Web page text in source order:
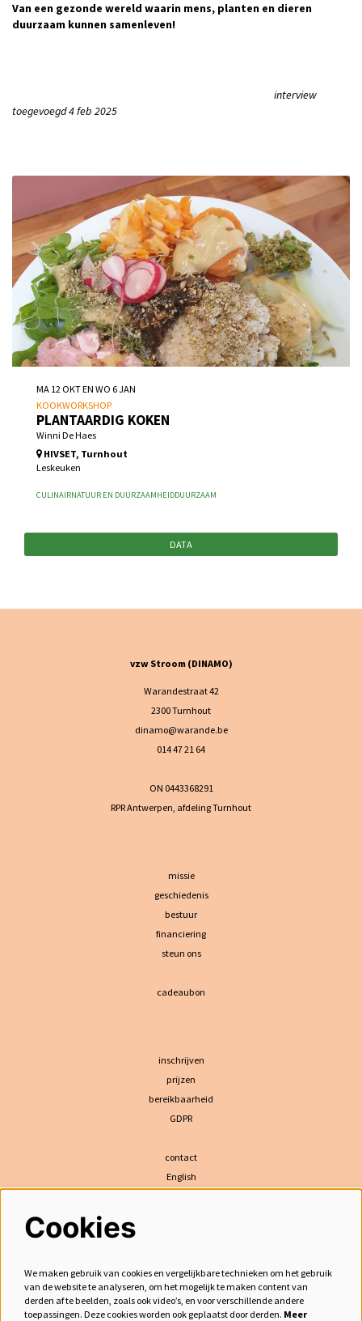
Van een gezonde wereld waarin mens, planten en dieren
duurzaam kunnen samenleven!
interview
toegevoegd 4 feb 2025
PLANTAARDIG KOKEN
Winni De Haes
KOOKWORKSHOP
MA 12 OKTEN WO 6 JAN
HIVSET, Turnhout
Leskeuken
CULINAIRNATUUR EN DUURZAAMHEIDDUURZAAM
DATA
vzw Stroom (DINAMO)
Warandestraat 42
2300 Turnhout
dinamo@warande.be
014 47 21 64
ON 0443368291
RPR Antwerpen, afdeling Turnhout
missie
geschiedenis
bestuur
financiering
steun ons
cadeaubon
inschrijven
prijzen
bereikbaarheid
GDPR
contact
English
meld je aan voor de nieuwsbrief
Cookies
We maken gebruik van cookies en vergelijkbare technieken om het gebruik
van de website te analyseren, om het mogelijk te maken content van
derden af te beelden, zoals ook video’s, en voor verschillende andere
toepassingen. Deze cookies worden ook geplaatst door derden. Meer